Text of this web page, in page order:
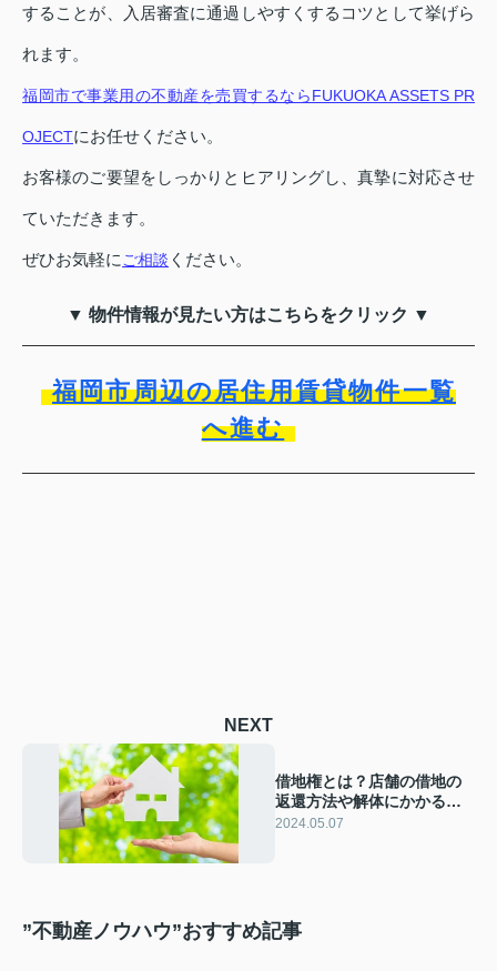
することが、入居審査に通過しやすくするコツとして挙げら
れます。
福岡市で事業用の不動産を売買するならFUKUOKA ASSETS PR
OJECTにお任せください。
お客様のご要望をしっかりとヒアリングし、真摯に対応させ
ていただきます。
ぜひお気軽にご相談 ください。
▼ 物件情報が見たい方はこちらをクリック ▼
福岡市周辺の居住用賃貸物件一覧
へ進む
NEXT
借地権とは？店舗の借地の
返還方法や解体にかかる費
用もご紹介
2024.05.07
”不動産ノウハウ”おすすめ記事